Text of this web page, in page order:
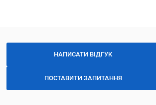
НАПИСАТИ ВІДГУК
ПОСТАВИТИ ЗАПИТАННЯ